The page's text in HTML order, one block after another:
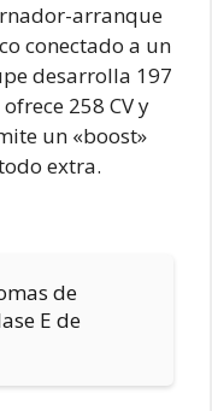
arranque
conectado a un
desarrolla 197
258 CV y
un «boost»
extra.
de
E de